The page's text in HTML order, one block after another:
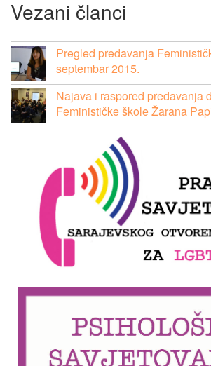
Vezani članci
Pregled predavanja
septembar 2015.
Najava i raspored predavanja
Feminističke škole Žarana